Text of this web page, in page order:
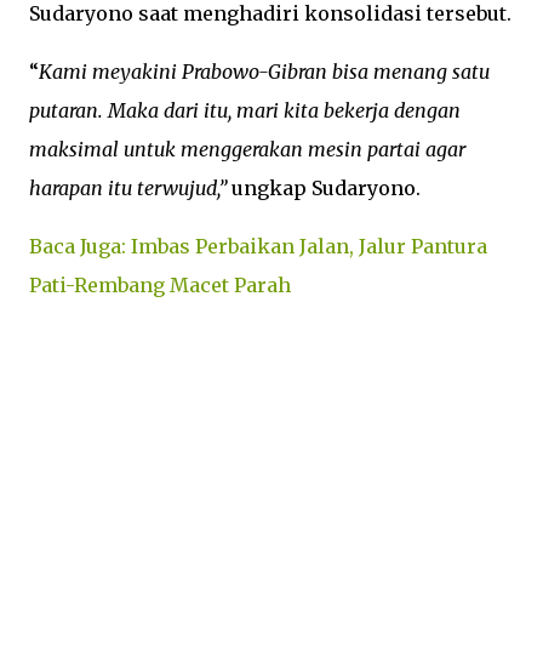
Sudaryono saat menghadiri konsolidasi tersebut.
“Kami meyakini Prabowo-Gibran bisa menang satu
putaran. Maka dari itu, mari kita bekerja dengan
maksimal untuk menggerakan mesin partai agar
harapan itu terwujud,”ungkap Sudaryono.
Baca Juga: Imbas Perbaikan Jalan, Jalur Pantura
Pati-Rembang Macet Parah